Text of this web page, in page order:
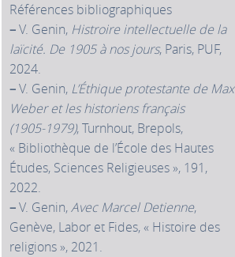
Références bibliographiques
–V. Genin, Histroire intellectuelle de la
laïcité. De 1905 à nos jours, Paris, PUF,
2024.
–V. Genin, L’Éthique protestante de Max
Weber et les historiens français
(1905‑1979), Turnhout, Brepols,
« Bibliothèque de l’École des Hautes
Études, Sciences Religieuses », 191,
2022.
–V. Genin,Avec Marcel Detienne,
Genève, Labor et Fides, « Histoire des
religions », 2021.